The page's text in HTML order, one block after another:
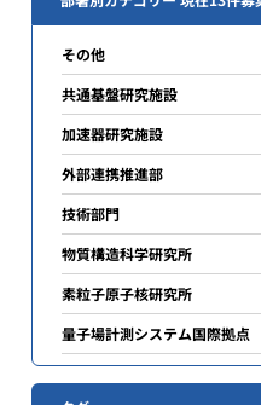
その他
共通基盤研究施設
加速器研究施設
外部連携推進部
技術部門
物質構造科学研究所
素粒子原子核研究所
量子場計測システム国際拠点